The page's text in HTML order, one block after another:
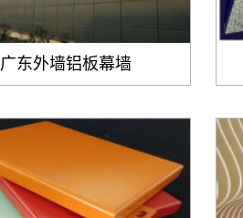
广东外墙铝板幕墙